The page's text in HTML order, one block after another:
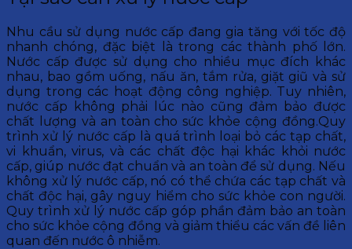
Nhu cầu sử dụng nước cấp đang gia tăng với tốc độ
nhanh chóng, đặc biệt là trong các thành phố lớn.
Nước cấp được sử dụng cho nhiều mục đích khác
nhau, bao gồm uống, nấu ăn, tắm rửa, giặt giũ và sử
dụng trong các hoạt động công nghiệp. Tuy nhiên,
nước cấp không phải lúc nào cũng đảm bảo được
chất lượng và an toàn cho sức khỏe cộng đồng.Quy
trình xử lý nước cấp là quá trình loại bỏ các tạp chất,
vi khuẩn, virus, và các chất độc hại khác khỏi nước
cấp, giúp nước đạt chuẩn và an toàn để sử dụng. Nếu
không xử lý nước cấp, nó có thể chứa các tạp chất và
chất độc hại, gây nguy hiểm cho sức khỏe con người.
Quy trình xử lý nước cấp góp phần đảm bảo an toàn
cho sức khỏe cộng đồng và giảm thiểu các vấn đề liên
quan đến nước ô nhiễm.